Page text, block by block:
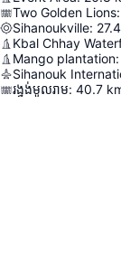
Two Golden Lions:
Sihanoukville: 27.4
Kbal Chhay
Mango plantation:
Sihanouk
រង្វង់មូលរាម: 40.7